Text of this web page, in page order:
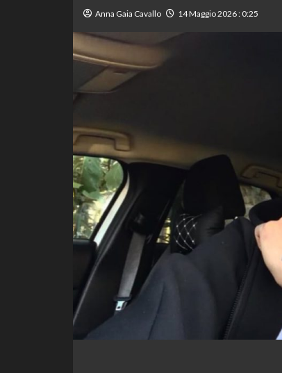
Anna Gaia Cavallo 14 Maggio 2026 : 0:25